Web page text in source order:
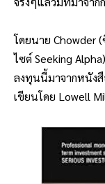
โดยนาย Chowder
ไซต์ Seeking
ลงทุนนี้มาจากหนัง
เขียนโดย Lowell